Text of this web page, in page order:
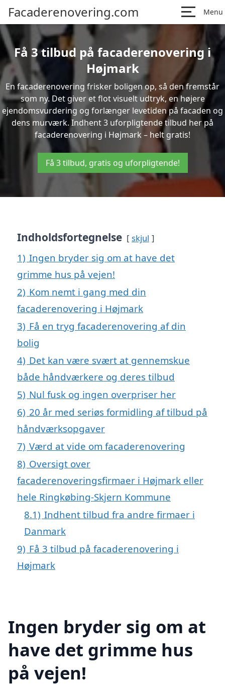
Facaderenovering.com Menu
Få 3 tilbud på facaderenovering i
Højmark
En facaderenovering frisker boligen op, så den fremstår
som ny. Det giver et flot visuelt udtryk, en højere
ejendomsvurdering og forlænger levetiden på facaden og
dens murværk. Indhent 3 uforpligtende tilbud her på
facaderenovering i Højmark – helt gratis!
Få 3 tilbud, gratis og uforpligtende!
Indholdsfortegnelse skjul
1) Ingen bryder sig om at have det
grimme hus på vejen!
2) Kom nemt i gang med din
facaderenovering i Højmark
3) Få en tryg facaderenovering af din
bolig
4) Det kan være svært at gennemskue
både håndværkere og deres tilbud
5) Nul fusk og ingen overpriser her
6) 20 år med seriøs formidling af tilbud på
håndværksopgaver
7) Værd at vide om facaderenovering
8) Oversigt over
facaderenoveringsfirmaer i Højmark eller
hele Ringkøbing-Skjern Kommune
8.1) Indhent tilbud fra andre firmaer i
Danmark
9) Få 3 tilbud på facaderenovering i
Højmark
Ingen bryder sig om at
have det grimme hus
på vejen!